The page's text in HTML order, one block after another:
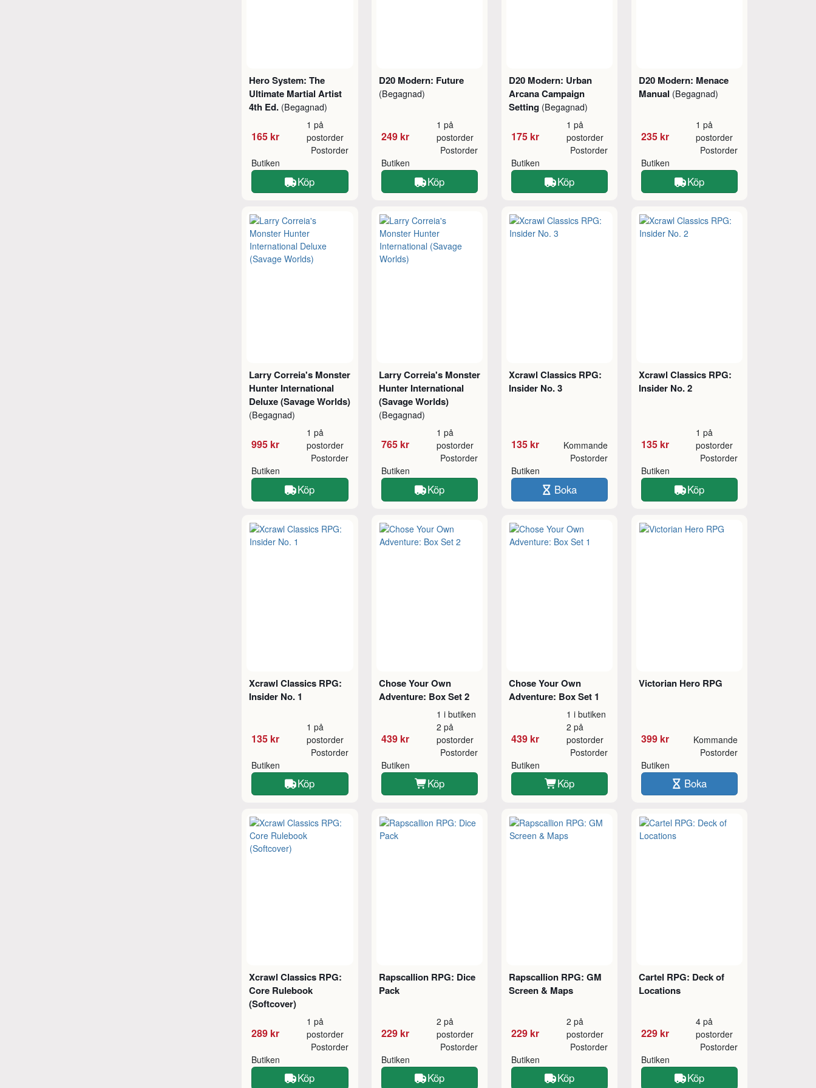
Hero System: The
Ultimate Martial Artist
4th Ed. (Begagnad)
165 kr
1 på
postorder
Butiken
Postorder
Köp
D20 Modern: Future
(Begagnad)
249 kr
1 på
postorder
Butiken
Postorder
Köp
D20 Modern: Urban
Arcana Campaign
Setting (Begagnad)
175 kr
1 på
postorder
Butiken
Postorder
Köp
D20 Modern: Menace
Manual (Begagnad)
235 kr
1 på
postorder
Butiken
Postorder
Köp
Larry Correia's Monster
Hunter International
Deluxe (Savage Worlds)
(Begagnad)
995 kr
1 på
postorder
Butiken
Postorder
Köp
Larry Correia's Monster
Hunter International
(Savage Worlds)
(Begagnad)
765 kr
1 på
postorder
Butiken
Postorder
Köp
Xcrawl Classics RPG:
Insider No. 3
135 kr Kommande
Butiken
Postorder
Boka
Xcrawl Classics RPG:
Insider No. 2
135 kr
1 på
postorder
Butiken
Postorder
Köp
Xcrawl Classics RPG:
Insider No. 1
135 kr
1 på
postorder
Butiken
Postorder
Köp
Chose Your Own
Adventure: Box Set 2
439 kr
1 i butiken
2 på
postorder
Butiken
Postorder
Köp
Chose Your Own
Adventure: Box Set 1
439 kr
1 i butiken
2 på
postorder
Butiken
Postorder
Köp
Victorian Hero RPG
399 kr Kommande
Butiken
Postorder
Boka
Xcrawl Classics RPG:
Core Rulebook
(Softcover)
289 kr
1 på
postorder
Butiken
Postorder
Köp
Rapscallion RPG: Dice
Pack
229 kr
2 på
postorder
Butiken
Postorder
Köp
Rapscallion RPG: GM
Screen & Maps
229 kr
2 på
postorder
Butiken
Postorder
Köp
Cartel RPG: Deck of
Locations
229 kr
4 på
postorder
Butiken
Postorder
Köp